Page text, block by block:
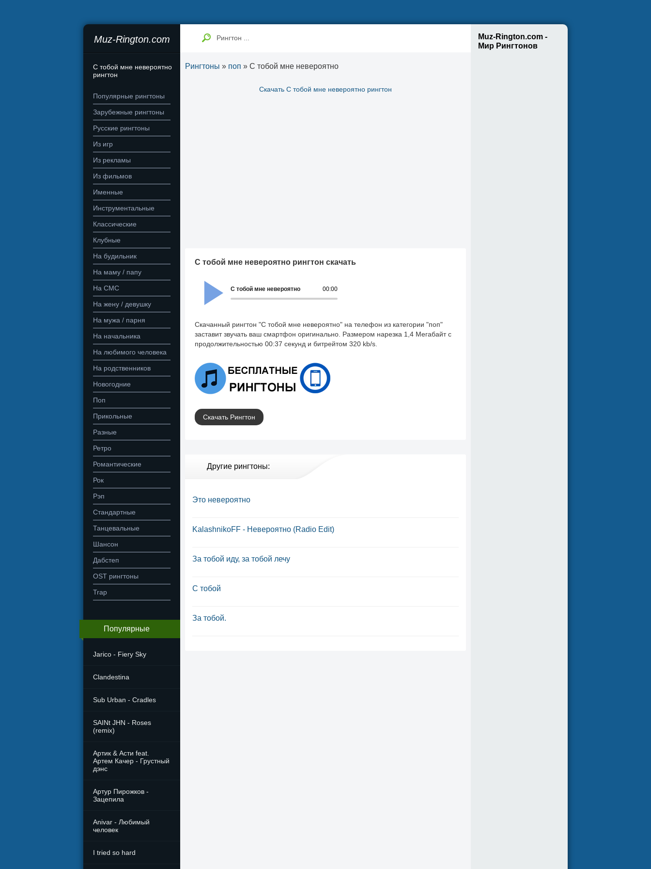
Muz-Rington.com
С тобой мне невероятно
рингтон
Популярные рингтоны
Зарубежные рингтоны
Русские рингтоны
Из игр
Из рекламы
Из фильмов
Именные
Инструментальные
Классические
Клубные
На будильник
На маму / папу
На СМС
На жену / девушку
На мужа / парня
На начальника
На любимого человека
На родственников
Новогодние
Поп
Прикольные
Разные
Ретро
Романтические
Рок
Рэп
Стандартные
Танцевальные
Шансон
Дабстеп
OST рингтоны
Trap
Популярные
Jarico - Fiery Sky
Clandestina
Sub Urban - Cradles
SAINt JHN - Roses
(remix)
Артик & Асти feat.
Артем Качер - Грустный
дэнс
Артур Пирожков -
Зацепила
Anivar - Любимый
человек
I tried so hard
Рингтоны » поп » С тобой мне невероятно
Скачать С тобой мне невероятно рингтон
С тобой мне невероятно рингтон скачать
00:00
С тобой мне невероятно
Скачанный рингтон "С тобой мне невероятно" на телефон из категории "поп"
заставит звучать ваш смартфон оригинально. Размером нарезка 1,4 Мегабайт с
продолжительностью 00:37 секунд и битрейтом 320 kb/s.
Скачать Рингтон
Другие рингтоны:
Это невероятно
KalashnikoFF - Невероятно (Radio Edit)
За тобой иду, за тобой лечу
С тобой
За тобой.
Muz-Rington.com -
Мир Рингтонов